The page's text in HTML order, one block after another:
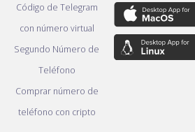
Código de Telegram
con número virtual
Segundo Número de
Teléfono
Comprar número de
teléfono con cripto